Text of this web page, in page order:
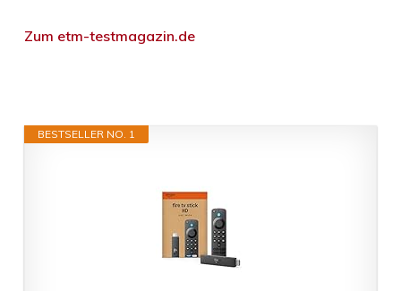
Zum etm-testmagazin.de
BESTSELLER NO. 1